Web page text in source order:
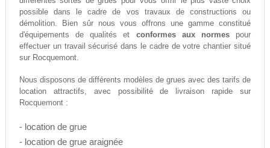
possible dans le cadre de vos travaux de constructions ou
démolition. Bien sûr nous vous offrons une gamme constitué
d'équipements de qualités et conformes aux normespour
effectuer un travail sécurisé dans le cadre de votre chantier situé
sur Rocquemont.
Nous disposons de différents modèles de grues avec des tarifs de
location attractifs, avec possibilité de livraison rapide sur
Rocquemont :
- location de grue
- location de grue araignée